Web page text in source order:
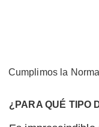
Cumplimos la
¿PARA QUÉ TIPO